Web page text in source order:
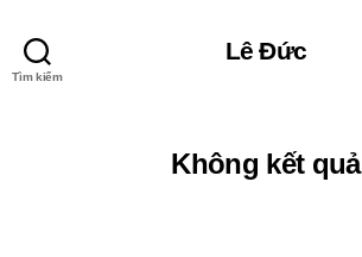
Tìm kiếm
Lê Đức
Không kết quả